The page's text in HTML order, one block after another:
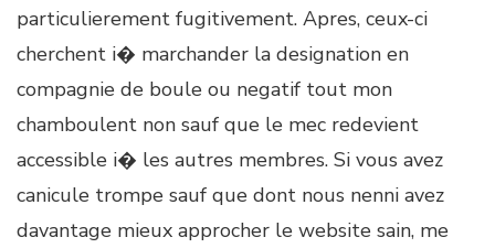
particulierement fugitivement. Apres, ceux-ci
cherchent i� marchander la designation en
compagnie de boule ou negatif tout mon
chamboulent non sauf que le mec redevient
accessible i� les autres membres. Si vous avez
canicule trompe sauf que dont nous nenni avez
davantage mieux approcher le website sain, me